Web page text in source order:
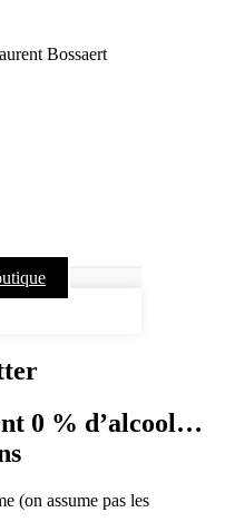
Bossaert
0 % d’alcool…
(on assume pas les